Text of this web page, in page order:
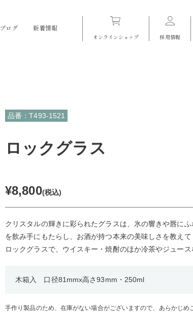
ブログ 新着情報
オンラインショップ 採用情報
品番：T493-1521
ロックグラス
¥8,800(税込)
クリスタルの輝きに彩られたグラスは、氷の響きや唇に
を飲み手にもたらし、お酒が持つ本来の美味しさを教え
ロックグラスで、ウイスキー・焼酎のほか冷茶やジュース
木箱入 口径81mmx高さ93mm・250ml
手作り製品のため、在庫がない場合がございますので、あらかじめ